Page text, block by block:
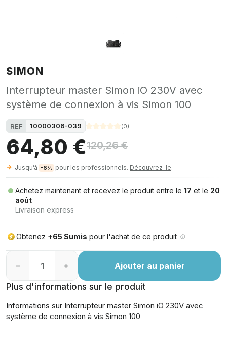
SIMON
Interrupteur master Simon iO 230V avec
système de connexion à vis Simon 100
REF 10000306-039 (0)
64,80 €120,26 €
Jusqu’à -6% pour les professionnels. Découvrez-le.
Achetez maintenant et recevez le produit entre le17 et le 20
août
Livraison express
Obtenez +65 Sumis pour l'achat de ce produit
Ajouter au panier
Plus d'informations sur le produit
Informations sur Interrupteur master Simon iO 230V avec
système de connexion à vis Simon 100